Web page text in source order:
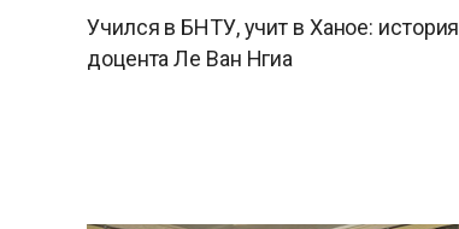
Учился в БНТУ, учит в Ханое: история
доцента Ле Ван Нгиа